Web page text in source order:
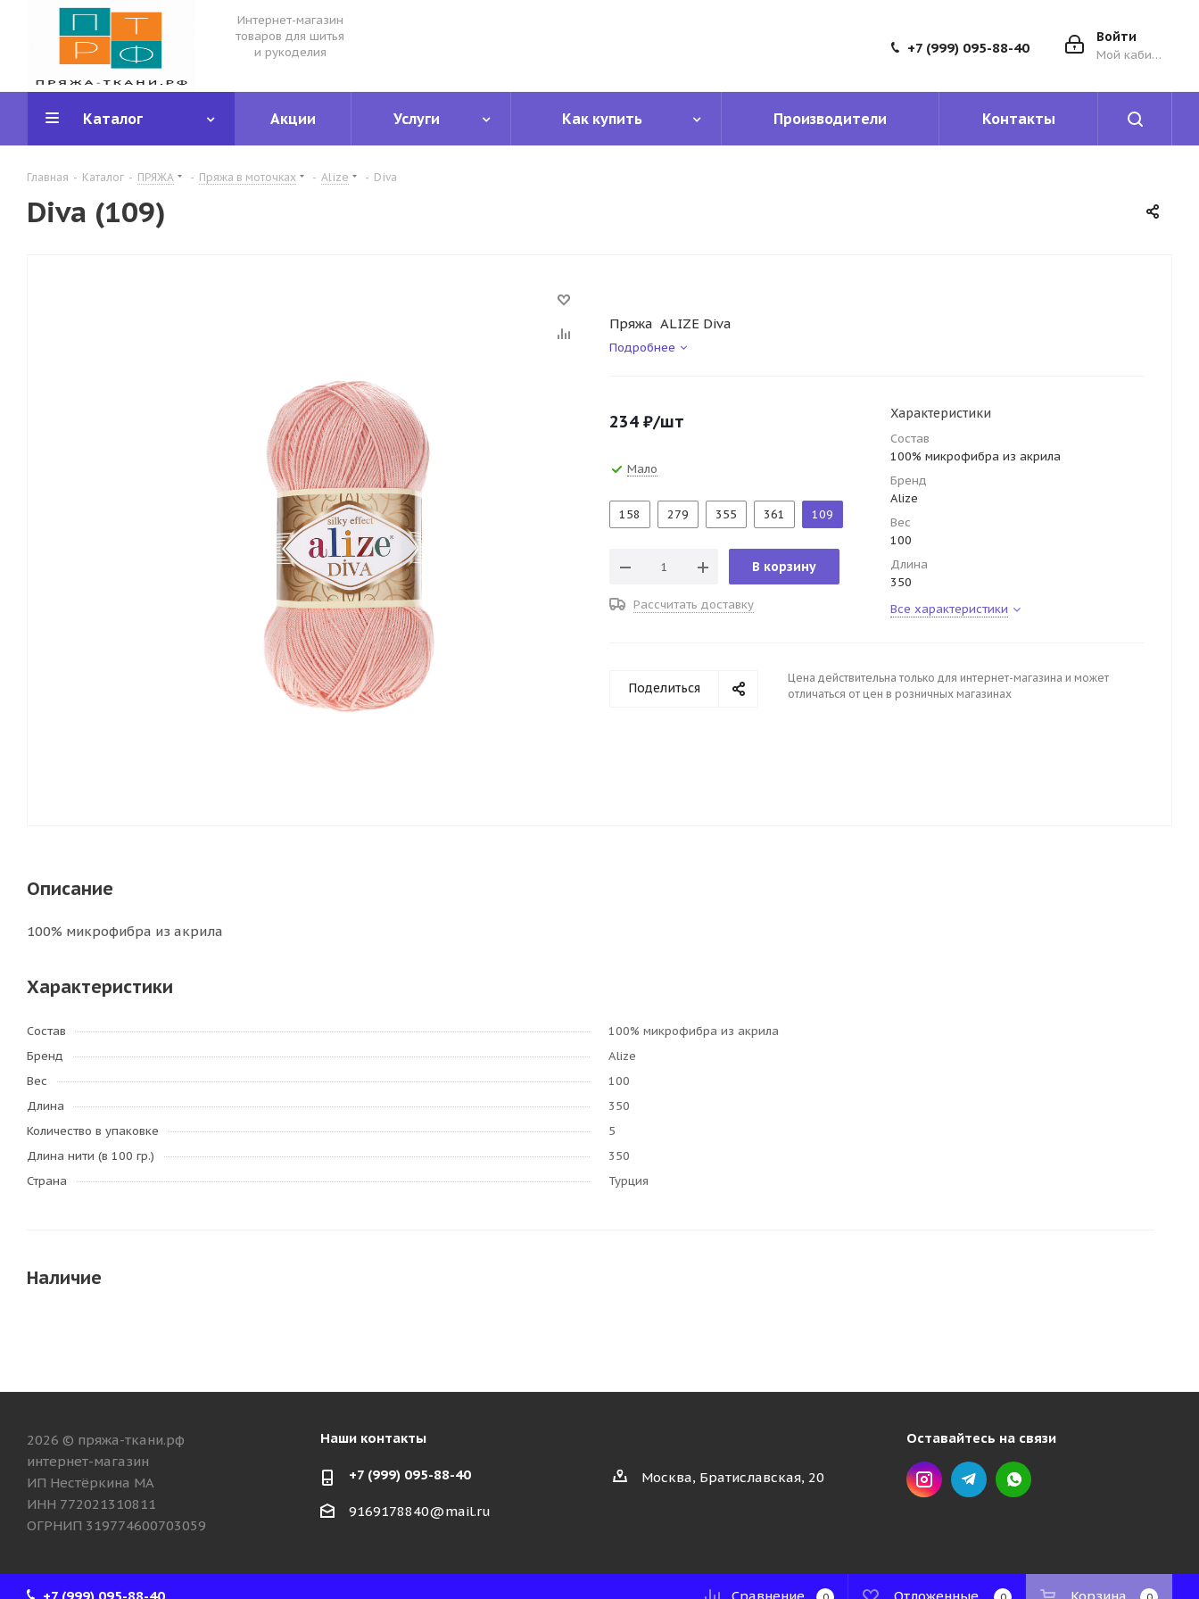
Интернет-магазин
товаров для шитья
и рукоделия
Войти
Мой кабинет
+7 (999) 095-88-40
Каталог Акции Услуги Как купить Производители Контакты
Главная - Каталог - ПРЯЖА - Пряжа в моточках - Alize - Diva
Diva (109)
Пряжа ALIZE Diva
Подробнее
234 ₽/шт
Мало
158 279 355 361 109
В корзину
Рассчитать доставку
Характеристики
Состав
100% микрофибра из акрила
Бренд
Alize
Вес
100
Длина
350
Все характеристики
Поделиться
Цена действительна только для интернет-магазина и может
отличаться от цен в розничных магазинах
Описание
100% микрофибра из акрила
Характеристики
Состав
100% микрофибра из акрила
Бренд
Alize
Вес
100
Длина
350
Количество в упаковке
5
Длина нити (в 100 гр.)
350
Страна
Турция
Наличие
2026 © пряжа-ткани.рф
интернет-магазин
ИП Нестёркина МА
ИНН 772021310811
ОГРНИП 319774600703059
Наши контакты
+7 (999) 095-88-40
9169178840@mail.ru
Москва, Братиславская, 20
Оставайтесь на связи